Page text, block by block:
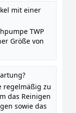
mit einer
TWP
Größe von
regelmäßig zu
das Reinigen
sowie das